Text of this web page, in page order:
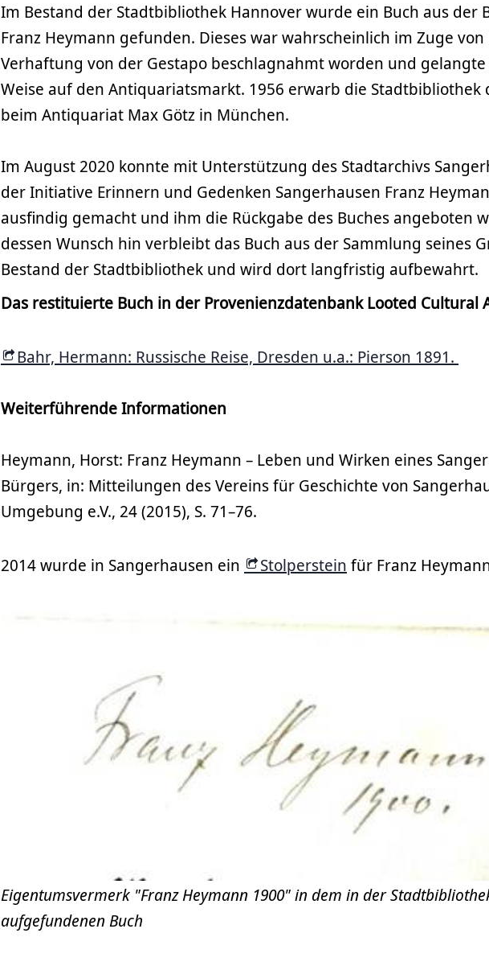
Im Bestand der Stadtbibliothek Hannover wurde ein Buch aus der
Franz Heymann gefunden. Dieses war wahrscheinlich im Zuge
Verhaftung von der Gestapo beschlagnahmt worden und
Weise auf den Antiquariatsmarkt. 1956 erwarb die Stadtbibliothek
beim Antiquariat Max Götz in München.
Im August 2020 konnte mit Unterstützung des Stadtarchivs
der Initiative Erinnern und Gedenken Sangerhausen Franz
ausfindig gemacht und ihm die Rückgabe des Buches angeboten
dessen Wunsch hin verbleibt das Buch aus der Sammlung seines
Bestand der Stadtbibliothek und wird dort langfristig aufbewahrt.
Das restituierte Buch in der Provenienzdatenbank Looted Cultural
Bahr, Hermann: Russische Reise, Dresden u.a.: Pierson 1891.
Weiterführende Informationen
Heymann, Horst: Franz Heymann – Leben und Wirken eines
Bürgers, in: Mitteilungen des Vereins für Geschichte von
Umgebung e.V., 24 (2015), S. 71–76.
2014 wurde in Sangerhausen ein Stolperstein für Franz
Eigentumsvermerk "Franz Heymann 1900" in dem in der
aufgefundenen Buch